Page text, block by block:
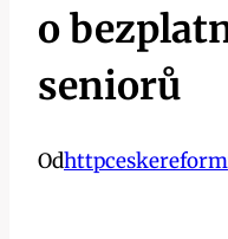
o
seniorů
Od